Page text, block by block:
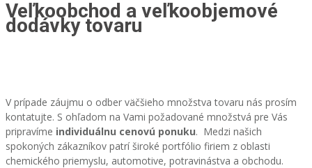
Veľkoobchod a veľkoobjemové
dodávky tovaru
V prípade záujmu o odber väčšieho množstva tovaru nás prosím
kontatujte. S ohľadom na Vami požadované množstvá pre Vás
pripravíme individuálnu cenovú ponuku. Medzi našich
spokoných zákazníkov patrí široké portfólio firiem z oblasti
chemického priemyslu, automotive, potravinástva a obchodu.